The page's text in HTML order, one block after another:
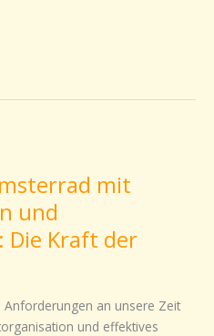
mit
und
Die Kraft der
an unsere Zeit
und effektives